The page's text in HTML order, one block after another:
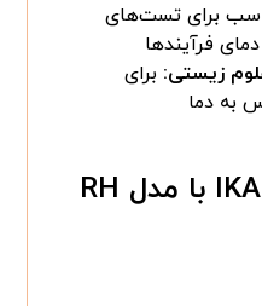
برای تست‌های
فرآیندها
زیستی: برای
به دما
تفاوت IKA RH Basic با مدل RH